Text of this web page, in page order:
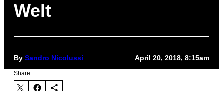
Welt
By Sandro Nicolussi April 20, 2018, 8:15am
Share: